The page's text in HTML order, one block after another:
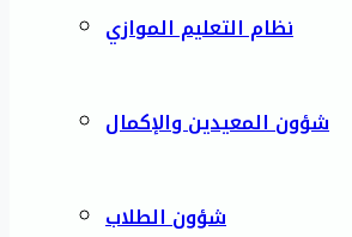
نظام التعليم الموازي
شؤون المعيدين والإكمال
شؤون الطلاب